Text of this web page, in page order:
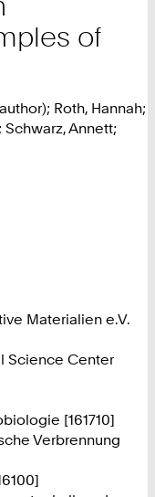
of
Roth, Hannah;
Annett;
Materialien e.V.
Science Center
[161710]
Verbrennung